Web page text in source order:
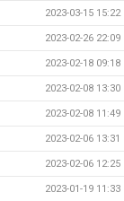
2023-03-15 15:22
2023-02-26 22:09
2023-02-18 09:18
2023-02-08 13:30
2023-02-08 11:49
2023-02-06 13:31
2023-02-06 12:25
2023-01-19 11:33